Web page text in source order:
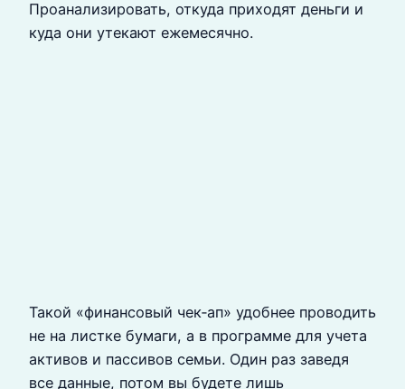
Проанализировать, откуда приходят деньги и
куда они утекают ежемесячно.
Такой «финансовый чек‑ап» удобнее проводить
не на листке бумаги, а в программе для учета
активов и пассивов семьи. Один раз заведя
все данные, потом вы будете лишь